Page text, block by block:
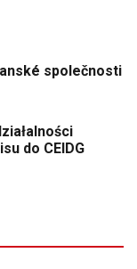
společnosti
do CEIDG